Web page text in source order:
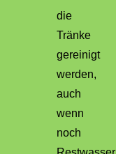
die
Tränke
gereinigt
werden,
auch
wenn
noch